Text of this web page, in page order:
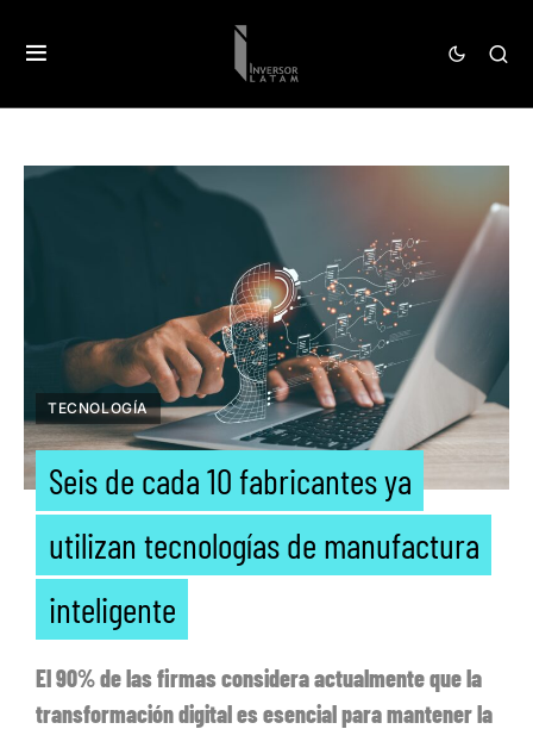
TECNOLOGÍA
Seis de cada 10 fabricantes ya
utilizan tecnologías de manufactura
inteligente
El 90% de las firmas considera actualmente que la
transformación digital es esencial para mantener la